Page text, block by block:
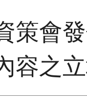
策會
容之